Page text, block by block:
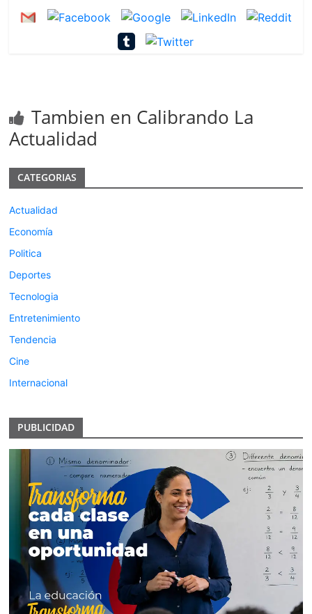
Tambien en Calibrando La
Actualidad
CATEGORIAS
Actualidad
Economía
Politica
Deportes
Tecnologia
Entretenimiento
Tendencia
Cine
Internacional
PUBLICIDAD